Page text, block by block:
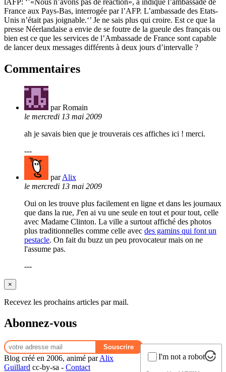
France aux Pays-Bas, interrogée par l’AFP. L’ambassade des Etats-
Unis n’était pas joignable.‘’ Je ne sais plus qui croire. Est ce que la
presse Néerlandaise a envie de se foutre de la gueule des français ou
bien est ce que les services de l’Ambassade de France sont capable
de lancer deux messages différents à deux jours d’intervalle ?
Commentaires
par Romain
le mercredi 13 mai 2009
ah je savais bien que je trouverais ces affiches ici ! merci.
---
parAlix
le mercredi 13 mai 2009
Oui on les trouve plus facilement en ligne et dans les journaux
que dans la rue, J'en ai vu une seule en tout et pour tout, celle
avec Madame Clinton. La ville a surtout affiché des photos
plus traditionnelles comme celle avec des gamins qui font un
pestacle. On fait du buzz un peu provocateur mais on ne
l'assume pas.
---
×
Recevez les prochains articles par mail.
Abonnez-vous
I'm not a robot
Blog créé en 2006, animé parAlix
Guillard cc-by-sa - Contact